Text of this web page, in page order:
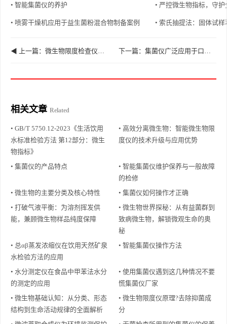
• 智能集菌仪的养护 • 严控微生物指标，守
• 喷雾干燥机应用于益生菌粉混合物制备案例 • 索氏抽提法：固体试
相关文章 Related
• GB/T 5750.12-2023《生活饮用
水标准检验方法 第12部分：微生
物指标》
• 高效分离微生物：智能微生物限
度仪的技术升级与应用优势
• 集菌仪的产品特点
• 智能集菌仪维护保养与一般故障
的检修
• 微生物的主要分类及核心特性
• 集菌仪如何操作才正确
• 打破气液平衡：为溶剂挥发供
能，兼顾微生物样品纯度保障
• 微生物世界探秘：从有益菌群到
致病微生物，解锁微观生命的奥
秘
• 总αβ蒸发浓缩仪在饮用天然矿泉
水检验方法的应用
• 智能集菌仪操作方法
• 水分测定仪在食品中甲苯法水分
的测定的应用
• 使用集菌仪遇到这几种情况不要
慌集菌仪厂家
• 微生物基础认知：从分类、形态
结构到生命活动规律的全面解析
• 微生物限度仪原理?去除抑菌成
分